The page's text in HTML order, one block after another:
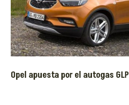
Opel apuesta por el autogas GLP